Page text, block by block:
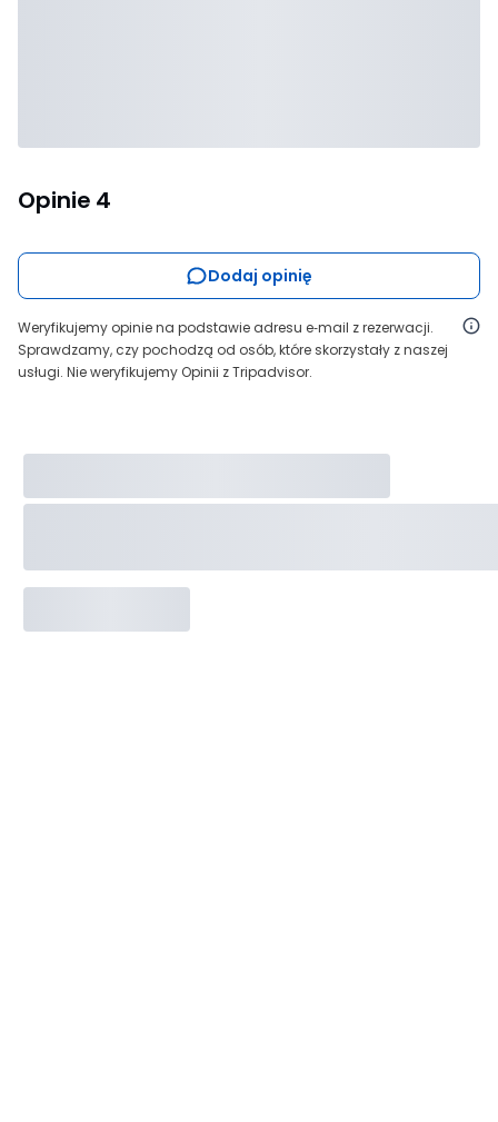
Opinie 4
Dodaj opinię
Weryfikujemy opinie na podstawie adresu e‑mail z rezerwacji.
Sprawdzamy, czy pochodzą od osób, które skorzystały z naszej
usługi. Nie weryfikujemy Opinii z Tripadvisor.